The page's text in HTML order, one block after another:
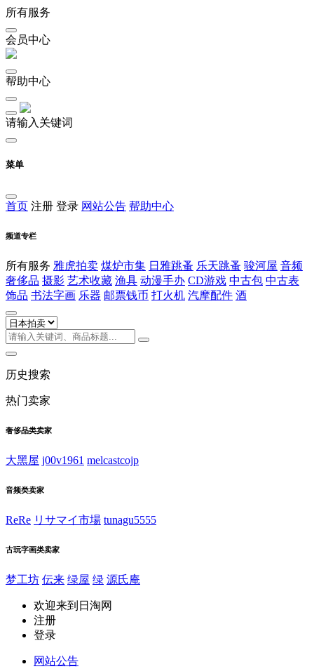
所有服务
会员中心
帮助中心
请输入关键词
菜单
首页 注册 登录 网站公告 帮助中心
频道专栏
所有服务 雅虎拍卖 煤炉市集 日雅跳蚤 乐天跳蚤 骏河屋 音频
奢侈品 摄影 艺术收藏 渔具 动漫手办 CD游戏 中古包 中古表
饰品 书法字画 乐器 邮票钱币 打火机 汽摩配件 酒
历史搜索
热门卖家
奢侈品类卖家
大黑屋 j00v1961 melcastcojp
音频类卖家
ReRe リサマイ市場 tunagu5555
古玩字画类卖家
梦工坊 伝来 绿屋 绿 源氏庵
欢迎来到日淘网
注册
登录
网站公告